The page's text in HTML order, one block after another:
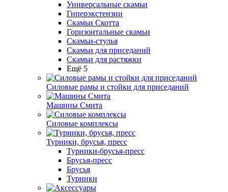
Универсальные скамьи
Гиперэкстензии
Скамьи Скотта
Горизонтальные скамьи
Скамьи-стулья
Скамьи для приседаний
Скамьи для растяжки
Ещё 5
Силовые рамы и стойки для приседаний
Машины Смита
Силовые комплексы
Турники, брусья, пресс
Турники-брусья-пресс
Брусья-пресс
Брусья
Турники